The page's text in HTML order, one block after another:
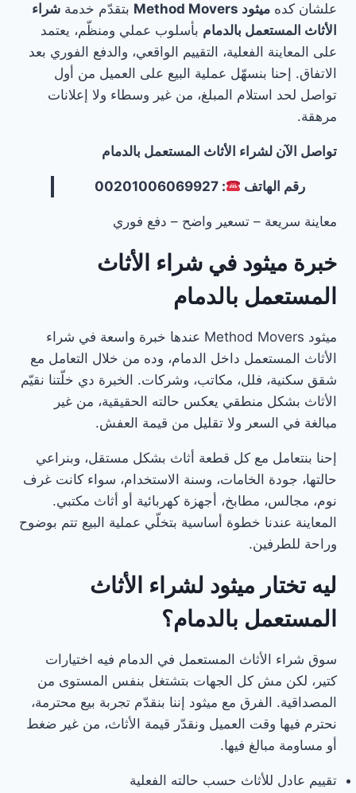
علشان كده ميثود Method Movers بتقدّم خدمة شراء
الأثاث المستعمل بالدمام بأسلوب عملي ومنظّم، يعتمد
على المعاينة الفعلية، التقييم الواقعي، والدفع الفوري بعد
الاتفاق. إحنا بنسهّل عملية البيع على العميل من أول
تواصل لحد استلام المبلغ، من غير وسطاء ولا إعلانات
مرهقة.
تواصل الآن لشراء الأثاث المستعمل بالدمام
رقم الهاتف : 00201006069927
معاينة سريعة – تسعير واضح – دفع فوري
خبرة ميثود في شراء الأثاث
المستعمل بالدمام
ميثود Method Movers عندها خبرة واسعة في شراء
الأثاث المستعمل داخل الدمام، وده من خلال التعامل مع
شقق سكنية، فلل، مكاتب، وشركات. الخبرة دي خلّتنا نقيّم
الأثاث بشكل منطقي يعكس حالته الحقيقية، من غير
مبالغة في السعر ولا تقليل من قيمة العفش.
إحنا بنتعامل مع كل قطعة أثاث بشكل مستقل، وبنراعي
حالتها، جودة الخامات، وسنة الاستخدام، سواء كانت غرف
نوم، مجالس، مطابخ، أجهزة كهربائية أو أثاث مكتبي.
المعاينة عندنا خطوة أساسية بتخلّي عملية البيع تتم بوضوح
وراحة للطرفين.
ليه تختار ميثود لشراء الأثاث
المستعمل بالدمام؟
سوق شراء الأثاث المستعمل في الدمام فيه اختيارات
كتير، لكن مش كل الجهات بتشتغل بنفس المستوى من
المصداقية. الفرق مع ميثود إننا بنقدّم تجربة بيع محترمة،
نحترم فيها وقت العميل ونقدّر قيمة الأثاث، من غير ضغط
أو مساومة مبالغ فيها.
تقييم عادل للأثاث حسب حالته الفعلية